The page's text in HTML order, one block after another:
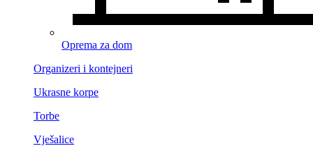
Oprema za dom
Organizeri i kontejneri
Ukrasne korpe
Torbe
Vješalice